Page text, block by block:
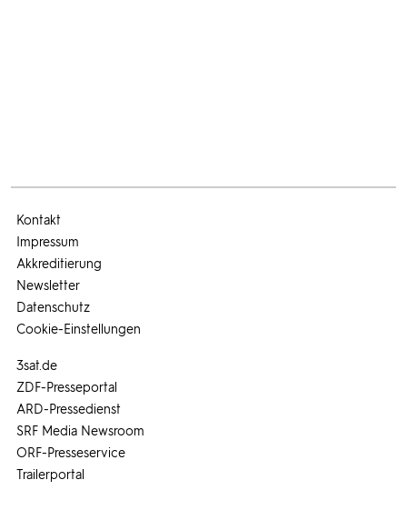
3sat.de
ZDF-Presseportal
ARD-Pressedienst
SRF Media Newsroom
ORF-Presseservice
Trailerportal
Kontakt
Impressum
Akkreditierung
Newsletter
Datenschutz
Cookie-Einstellungen